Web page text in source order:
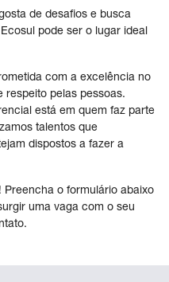
de desafios e busca
pode ser o lugar ideal
com a excelência no
respeito pelas pessoas.
está em quem faz parte
talentos que
dispostos a fazer a
o formulário abaixo
uma vaga com o seu